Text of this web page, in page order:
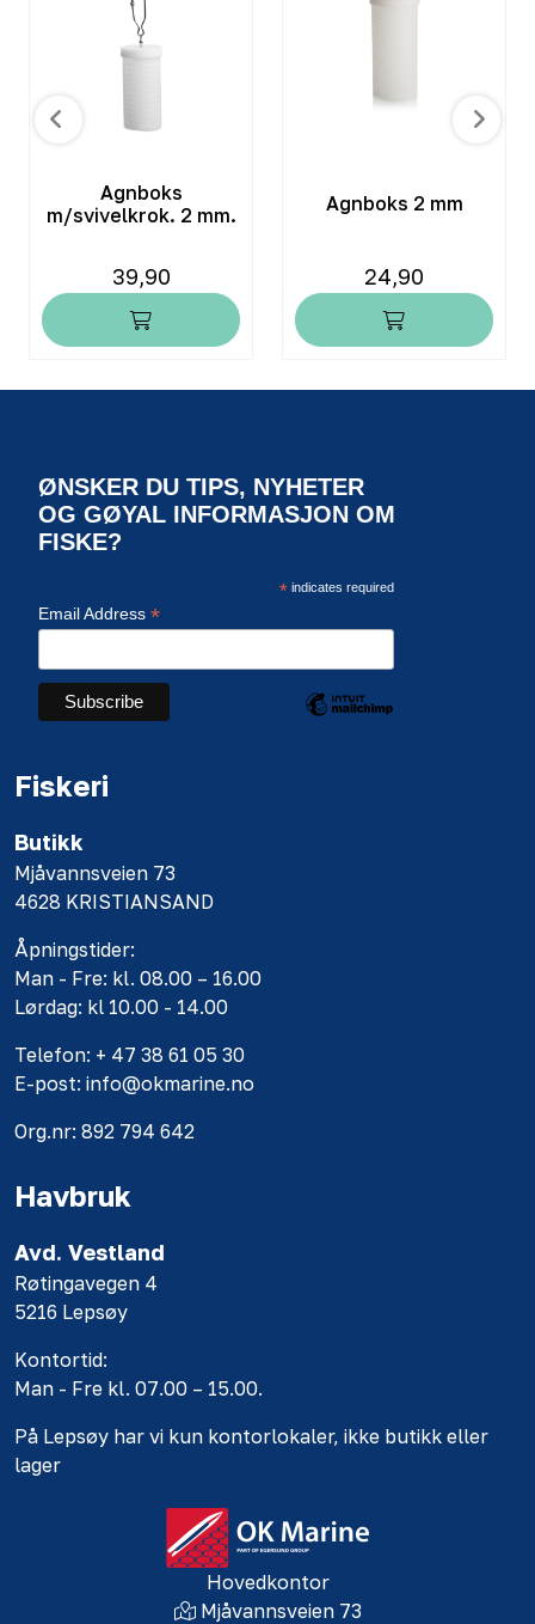
Agnboks
m/svivelkrok. 2 mm.
39,90
Agnboks 2 mm
24,90
ØNSKER DU TIPS, NYHETER
OG GØYAL INFORMASJON OM
FISKE?
*indicates required
Email Address *
Fiskeri
Butikk
Mjåvannsveien 73
4628 KRISTIANSAND
Åpningstider:
Man - Fre: kl. 08.00 – 16.00
Lørdag: kl 10.00 - 14.00
Telefon: + 47 38 61 05 30
E-post: info@okmarine.no
Org.nr: 892 794 642
Havbruk
Avd. Vestland
Røtingavegen 4
5216 Lepsøy
Kontortid:
Man - Fre kl. 07.00 – 15.00.
På Lepsøy har vi kun kontorlokaler, ikke butikk eller
lager
Hovedkontor
Mjåvannsveien 73